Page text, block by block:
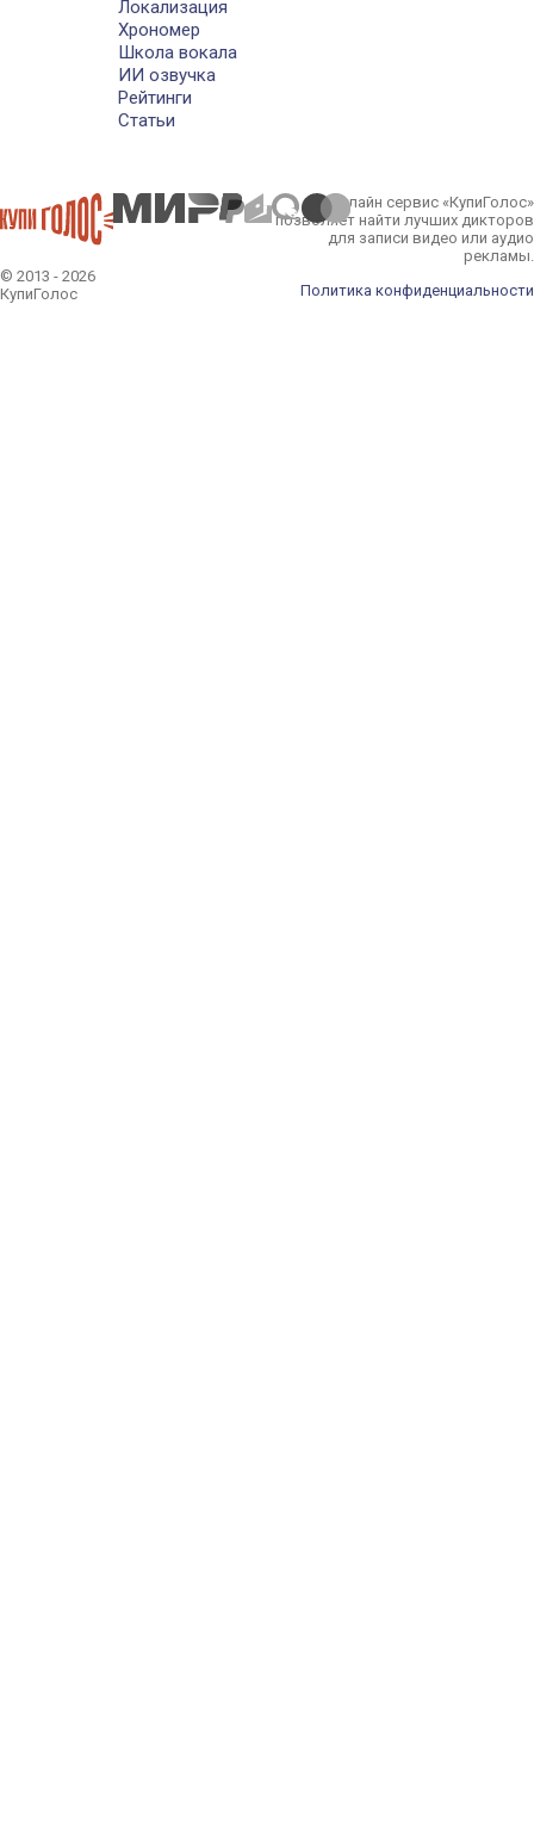
Локализация
Хрономер
Школа вокала
ИИ озвучка
Рейтинги
Статьи
© 2013 - 2026
КупиГолос
Онлайн сервис «КупиГолос»
позволяет найти лучших дикторов
для записи видео или аудио
рекламы.
Политика конфиденциальности